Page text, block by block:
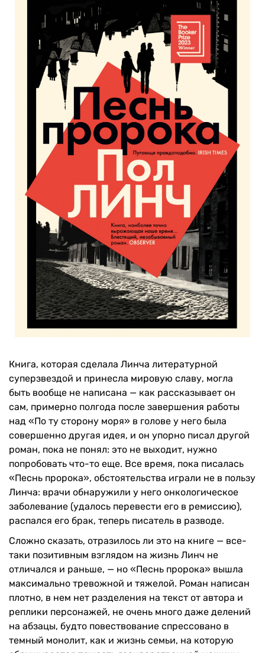
Книга, которая сделала Линча литературной
суперзвездой и принесла мировую славу, могла
быть вообще не написана — как рассказывает он
сам, примерно полгода после завершения работы
над «По ту сторону моря» в голове у него была
совершенно другая идея, и он упорно писал другой
роман, пока не понял: это не выходит, нужно
попробовать что-то еще. Все время, пока писалась
«Песнь пророка», обстоятельства играли не в пользу
Линча: врачи обнаружили у него онкологическое
заболевание (удалось перевести его в ремиссию),
распался его брак, теперь писатель в разводе.
Сложно сказать, отразилось ли это на книге — все-
таки позитивным взглядом на жизнь Линч не
отличался и раньше, — но «Песнь пророка» вышла
максимально тревожной и тяжелой. Роман написан
плотно, в нем нет разделения на текст от автора и
реплики персонажей, не очень много даже делений
на абзацы, будто повествование спрессовано в
темный монолит, как и жизнь семьи, на которую